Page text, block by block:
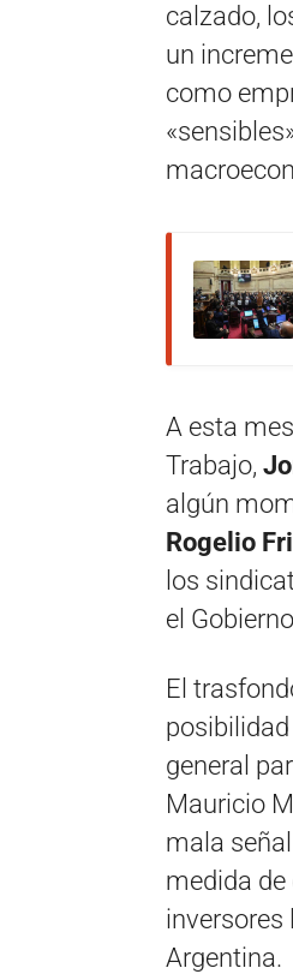
calzado,
un
como
A esta
Trabajo,
algún
Rogelio
los
el
El
general
Mauricio
mala
medida
inversores
Argentina.